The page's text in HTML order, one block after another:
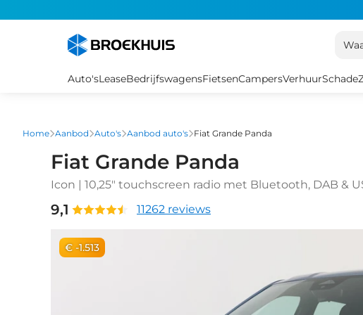
Auto'sLeaseBedrijfswagensFietsenCampersVerhuurSchade
Home Aanbod Auto's Aanbod auto's Fiat Grande Panda
Fiat Grande Panda
Icon | 10,25" touchscreen radio met Bluetooth, DAB &
9,1 11262 reviews
€ -1.513